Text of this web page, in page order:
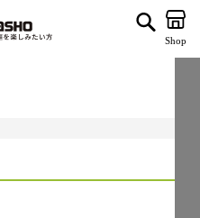
Shop